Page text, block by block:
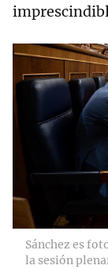
Sánchez es
la sesión